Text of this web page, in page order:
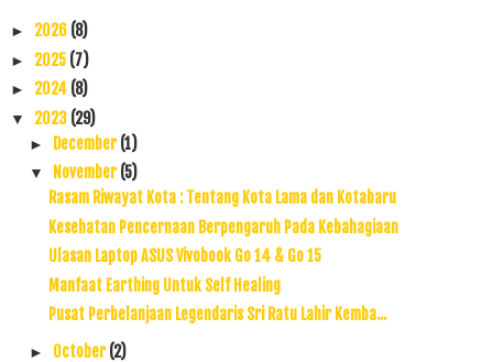
► 2026 (8)
► 2025 (7)
► 2024 (8)
▼ 2023 (29)
► December(1)
▼ November(5)
Rasam Riwayat Kota : Tentang Kota Lama dan Kotabaru
Kesehatan Pencernaan Berpengaruh Pada Kebahagiaan
Ulasan Laptop ASUS Vivobook Go 14 & Go 15
Manfaat Earthing Untuk Self Healing
Pusat Perbelanjaan Legendaris Sri Ratu Lahir Kemba...
► October(2)